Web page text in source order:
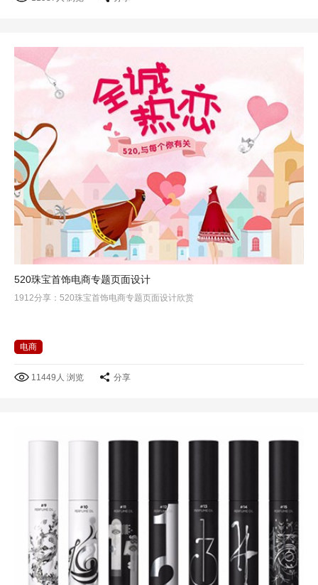
520珠宝首饰电商专题页面设计
1912分享：520珠宝首饰电商专题页面设计欣赏
电商
11449人 浏览 分享